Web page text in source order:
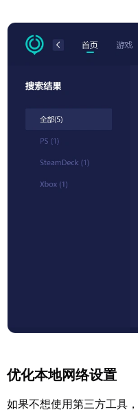
优化本地网络设置
如果不想使用第三方工具